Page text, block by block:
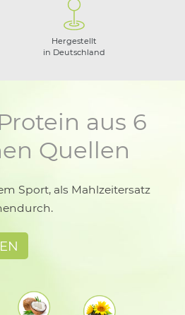
Hergestellt
in Deutschland
aus 6
Quellen
Sport, als Mahlzeitersatz